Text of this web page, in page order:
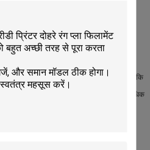
कठोर है, और सामान्य तौर पर मुद्रित वस्तुओं में
होगा
है जो अक्षय संसाधनों से प्राप्त होता है, जैसे कि
गन्ना
और पतले बिल्ड हाइट्स के साथ सामग्री का अधिक
प्लास्टिक से कम प्रतिरोध होता है
गंध आती है